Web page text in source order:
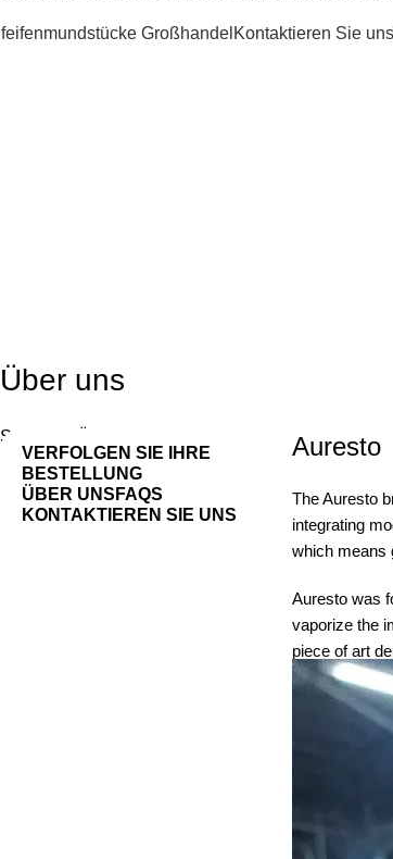
Großhandel Kontaktieren Sie uns
Über uns
Startseite
VERFOLGEN SIE IHRE
BESTELLUNG
ÜBER UNS FAQS
KONTAKTIEREN SIE UNS
Auresto
The Auresto
integrating
which means
Auresto was
vaporize the
piece of art